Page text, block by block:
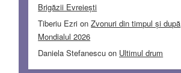
Brigăzii Evreiești
Tiberiu Ezri onZvonuri din timpul și după
Mondialul 2026
Daniela Stefanescu on Ultimul drum